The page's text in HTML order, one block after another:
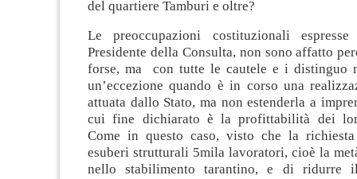
del quartiere Tamburi e oltre?
Le preoccupazioni costituzionali
Presidente della Consulta, non sono affatto
forse, ma con tutte le cautele e i distinguo
un’eccezione quando è in corso una
attuata dallo Stato, ma non estenderla a
cui fine dichiarato è la profittabilità dei
Come in questo caso, visto che la
esuberi strutturali 5mila lavoratori, cioè la
nello stabilimento tarantino, e di ridurre